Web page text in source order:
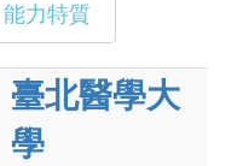
能力特質
臺北醫學大
學